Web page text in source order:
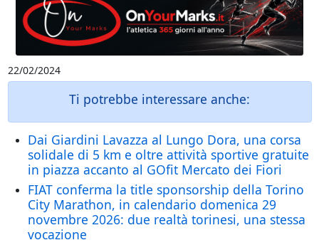
22/02/2024
Ti potrebbe interessare anche:
Dai Giardini Lavazza al Lungo Dora, una corsa
solidale di 5 km e oltre attività sportive gratuite
in piazza accanto al GOfit Mercato dei Fiori
FIAT conferma la title sponsorship della Torino
City Marathon, in calendario domenica 29
novembre 2026: due realtà torinesi, una stessa
vocazione